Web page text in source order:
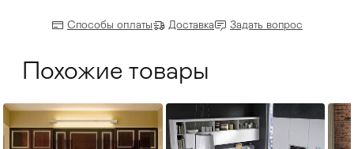
Способы оплаты Доставка Задать вопрос
Похожие товары